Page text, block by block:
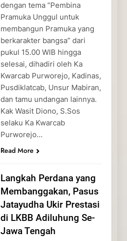
dengan tema “Pembina
Pramuka Unggul untuk
membangun Pramuka yang
berkarakter bangsa” dari
pukul 15.00 WIB hingga
selesai, dihadiri oleh Ka
Kwarcab Purworejo, Kadinas,
Pusdiklatcab, Unsur Mabiran,
dan tamu undangan lainnya.
Kak Wasit Diono, S.Sos
selaku Ka Kwarcab
Purworejo…
Read More
Langkah Perdana yang
Membanggakan, Pasus
Jatayudha Ukir Prestasi
di LKBB Adiluhung Se-
Jawa Tengah